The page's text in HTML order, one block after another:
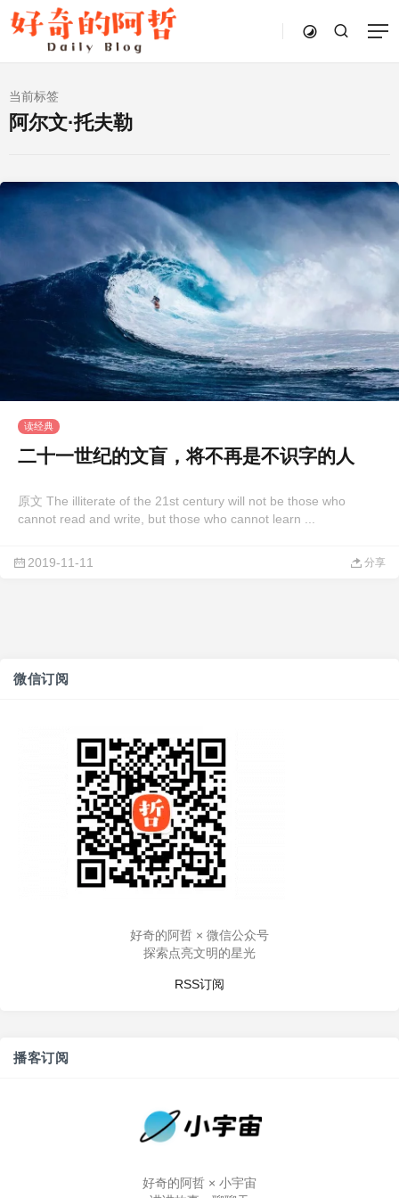
当前标签
阿尔文·托夫勒
读经典
二十一世纪的文盲，将不再是不识字的人
原文 The illiterate of the 21st century will not be those who
cannot read and write, but those who cannot learn ...
2019-11-11 分享
微信订阅
好奇的阿哲 × 微信公众号
探索点亮文明的星光
RSS订阅
播客订阅
好奇的阿哲 × 小宇宙